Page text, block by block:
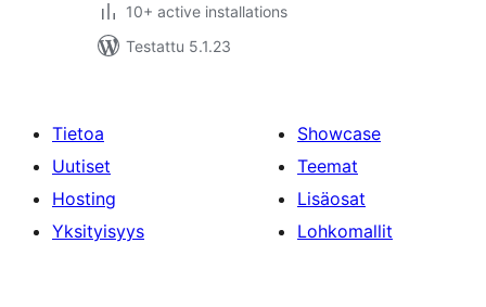
10+ active installations
Testattu 5.1.23
Tietoa
Uutiset
Hosting
Yksityisyys
Showcase
Teemat
Lisäosat
Lohkomallit